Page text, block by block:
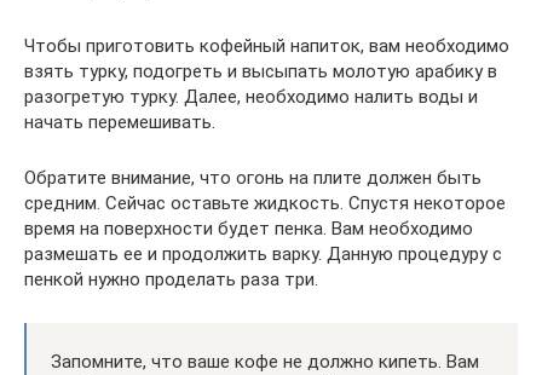
Чтобы приготовить кофейный напиток, вам необходимо
взять турку, подогреть и высыпать молотую арабику в
разогретую турку. Далее, необходимо налить воды и
начать перемешивать.
Обратите внимание, что огонь на плите должен быть
средним. Сейчас оставьте жидкость. Спустя некоторое
время на поверхности будет пенка. Вам необходимо
размешать ее и продолжить варку. Данную процедуру с
пенкой нужно проделать раза три.
Запомните, что ваше кофе не должно кипеть. Вам